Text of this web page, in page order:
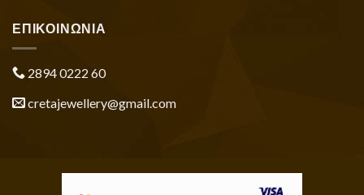
ΕΠΙΚΟΙΝΩΝΙΑ
2894 0222 60
cretajewellery@gmail.com